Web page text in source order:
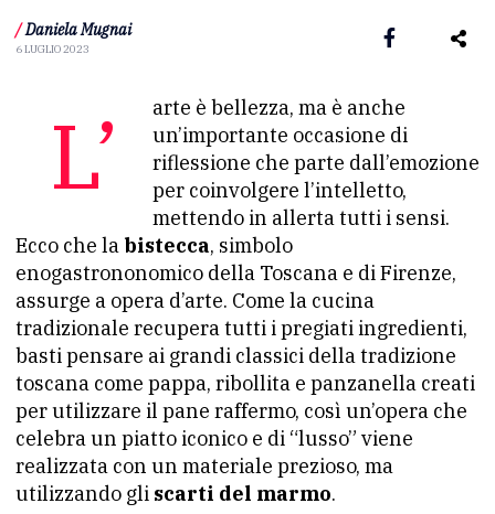
/ Daniela Mugnai
6 LUGLIO 2023
L’arte è bellezza, ma è anche
un’importante occasione di
riflessione che parte dall’emozione
per coinvolgere l’intelletto,
mettendo in allerta tutti i sensi.
Ecco che la bistecca, simbolo
enogastrononomico della Toscana e di Firenze,
assurge a opera d’arte. Come la cucina
tradizionale recupera tutti i pregiati ingredienti,
basti pensare ai grandi classici della tradizione
toscana come pappa, ribollita e panzanella creati
per utilizzare il pane raffermo, così un’opera che
celebra un piatto iconico e di “lusso” viene
realizzata con un materiale prezioso, ma
utilizzando gli scarti del marmo.